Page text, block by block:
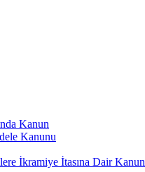
Kanun
Kanunu
İkramiye İtasına Dair Kanun